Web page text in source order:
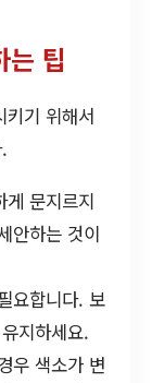
는 팁
키기 위해서
게 문지르지
안하는 것이
요합니다. 보
지하세요.
우 색소가 변